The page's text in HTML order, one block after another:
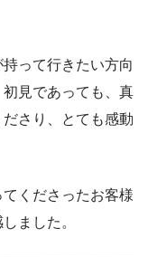
って行きたい方向
見であっても、真
さり、とても感動
くださったお客様
ました。